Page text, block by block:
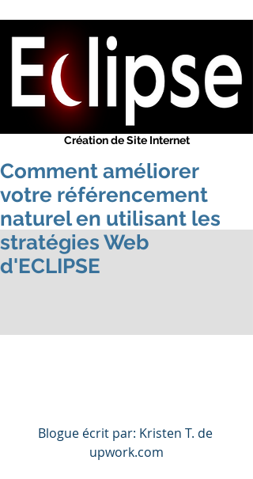
Création de Site Web
Conception Web
Création de Site Internet
Eclipse -WEB
Concepteur de sites web
Solution Internet
Référenceur Web Google
Comment améliorer
votre référencement
naturel en utilisant les
stratégies Web
d'ECLIPSE
Blogue écrit par: Kristen T. de
upwork.com